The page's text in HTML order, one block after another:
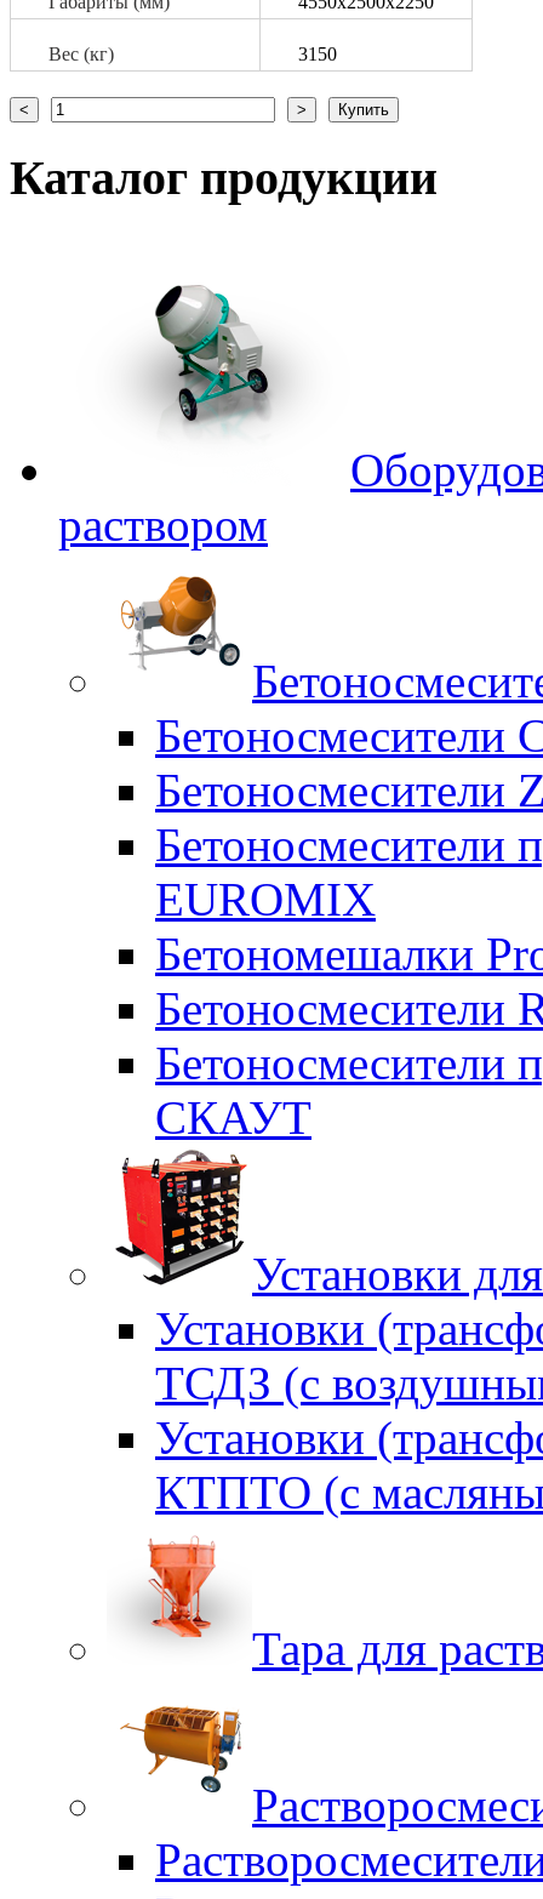
Вес (кг) 3150
Каталог продукции
раствором
Бетоносмесители
Бетоносмесители
Бетоносмесители
EUROMIX
Бетономешалки
Бетоносмесители
Бетоносмесители
СКАУТ
Установки
Установки
ТСДЗ (c
Установки
КТПТО (c
Тара для